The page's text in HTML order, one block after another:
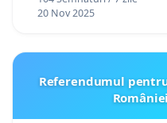
20 Nov 2025
Referendumul